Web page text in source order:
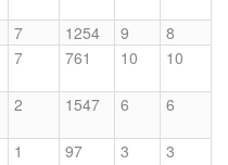
7 1254 9
8
7 761 10 10
2 1547 6 6
1 97 3 3